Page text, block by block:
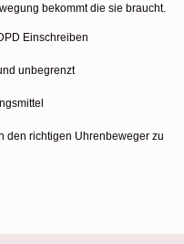
bekommt die sie braucht.
Einschreiben
unbegrenzt
richtigen Uhrenbeweger zu